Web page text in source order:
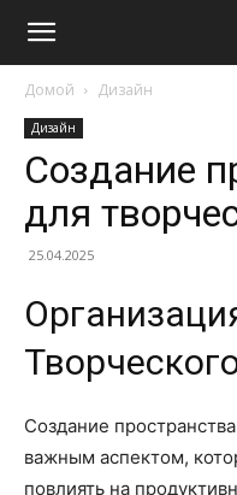
Домой Дизайн
Дизайн
Создание
для
25.04.2025
Создание
важным аспектом,
повлиять на